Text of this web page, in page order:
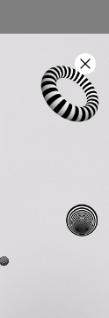
które
o